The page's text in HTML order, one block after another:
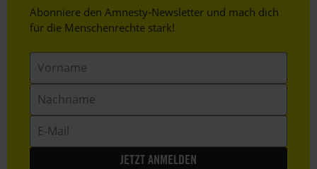
Header
Text
Abonniere den Amnesty-Newsletter und mach dich
für die Menschenrechte stark!
Mail